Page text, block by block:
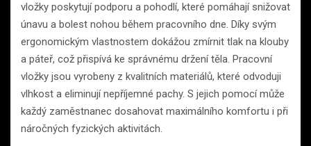
vložky poskytují podporu a pohodlí, které pomáhají snižovat
únavu a bolest nohou během pracovního dne. Díky svým
ergonomickým vlastnostem dokážou zmírnit tlak na klouby
a páteř, což přispívá ke správnému držení těla. Pracovní
vložky jsou vyrobeny z kvalitních materiálů, které odvoduji
vlhkost a eliminují nepříjemné pachy. S jejich pomocí může
každý zaměstnanec dosahovat maximálního komfortu i při
náročných fyzických aktivitách.